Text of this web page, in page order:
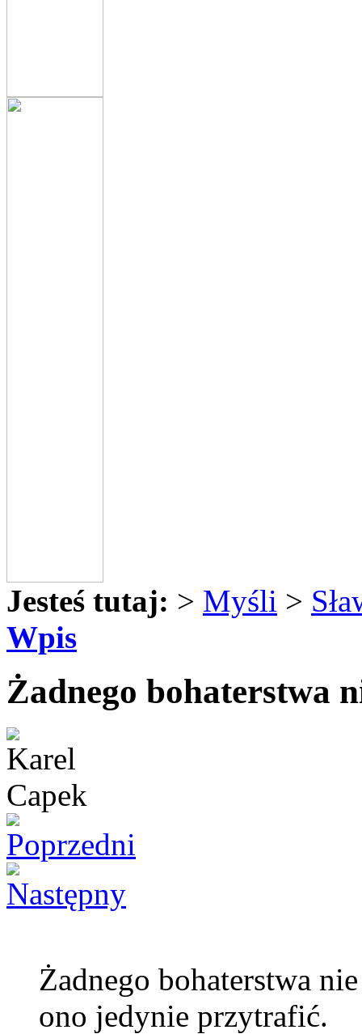
Jesteś tutaj: > Myśli >
Wpis
Żadnego bohaterstwa
Żadnego bohaterstwa
ono jedynie przytrafić.